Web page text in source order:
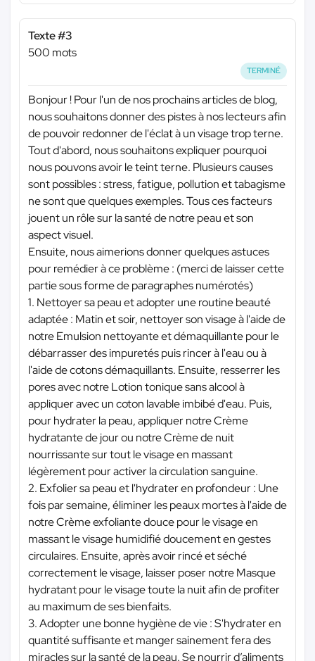
Texte #3
500 mots
TERMINÉ
Bonjour ! Pour l'un de nos prochains articles de blog,
nous souhaitons donner des pistes à nos lecteurs afin
de pouvoir redonner de l'éclat à un visage trop terne.
Tout d'abord, nous souhaitons expliquer pourquoi
nous pouvons avoir le teint terne. Plusieurs causes
sont possibles : stress, fatigue, pollution et tabagisme
ne sont que quelques exemples. Tous ces facteurs
jouent un rôle sur la santé de notre peau et son
aspect visuel.
Ensuite, nous aimerions donner quelques astuces
pour remédier à ce problème : (merci de laisser cette
partie sous forme de paragraphes numérotés)
1. Nettoyer sa peau et adopter une routine beauté
adaptée : Matin et soir, nettoyer son visage à l'aide de
notre Emulsion nettoyante et démaquillante pour le
débarrasser des impuretés puis rincer à l'eau ou à
l'aide de cotons démaquillants. Ensuite, resserrer les
pores avec notre Lotion tonique sans alcool à
appliquer avec un coton lavable imbibé d'eau. Puis,
pour hydrater la peau, appliquer notre Crème
hydratante de jour ou notre Crème de nuit
nourrissante sur tout le visage en massant
légèrement pour activer la circulation sanguine.
2. Exfolier sa peau et l'hydrater en profondeur : Une
fois par semaine, éliminer les peaux mortes à l'aide de
notre Crème exfoliante douce pour le visage en
massant le visage humidifié doucement en gestes
circulaires. Ensuite, après avoir rincé et séché
correctement le visage, laisser poser notre Masque
hydratant pour le visage toute la nuit afin de profiter
au maximum de ses bienfaits.
3. Adopter une bonne hygiène de vie : S'hydrater en
quantité suffisante et manger sainement fera des
miracles sur la santé de la peau. Se nourrir d’aliments